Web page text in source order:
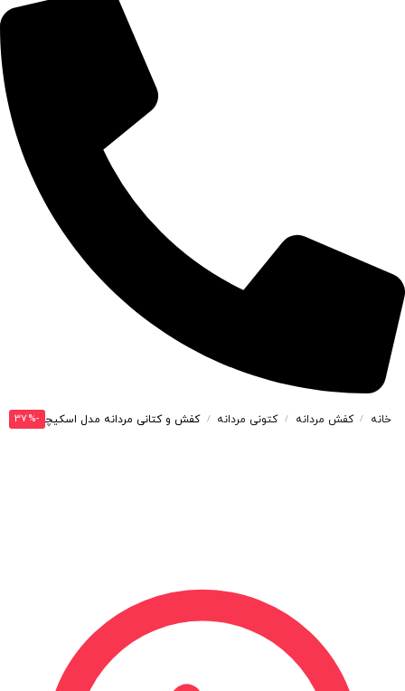
خانه / کفش مردانه / کتونی مردانه / کفش و کتانی مردانه مدل اسکیچرز SKECHERS رنگ مشکی فسفری کد 42428
-37%